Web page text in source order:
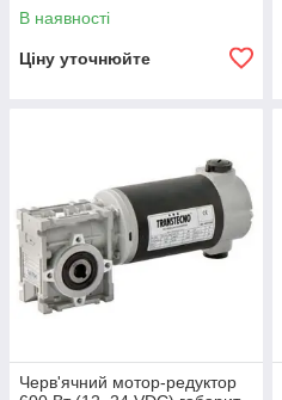
В наявності
Ціну уточнюйте
Черв'ячний мотор-редуктор